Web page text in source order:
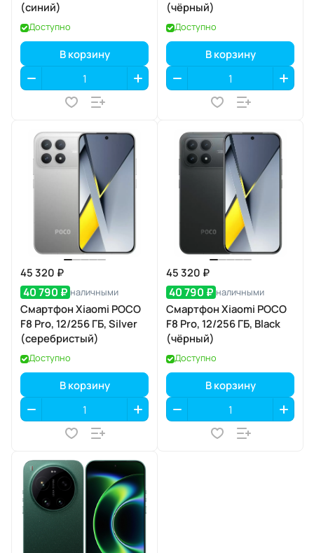
(синий)
Доступно
В корзину
(чёрный)
Доступно
В корзину
45 320 ₽
40 790 ₽ наличными
Смартфон Xiaomi POCO
F8 Pro, 12/256 ГБ, Silver
(серебристый)
Доступно
В корзину
45 320 ₽
40 790 ₽ наличными
Смартфон Xiaomi POCO
F8 Pro, 12/256 ГБ, Black
(чёрный)
Доступно
В корзину